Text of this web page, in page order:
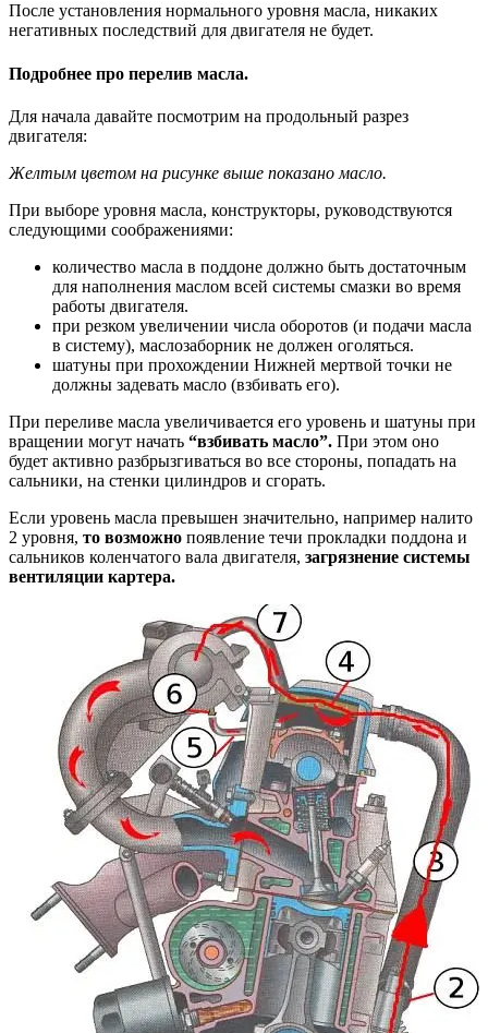
После установления нормального уровня масла, никаких
негативных последствий для двигателя не будет.
Подробнее про перелив масла.
Для начала давайте посмотрим на продольный разрез
двигателя:
Желтым цветом на рисунке выше показано масло.
При выборе уровня масла, конструкторы, руководствуются
следующими соображениями:
количество масла в поддоне должно быть достаточным
для наполнения маслом всей системы смазки во время
работы двигателя.
при резком увеличении числа оборотов (и подачи масла
в систему), маслозаборник не должен оголяться.
шатуны при прохождении Нижней мертвой точки не
должны задевать масло (взбивать его).
При переливе масла увеличивается его уровень и шатуны при
вращении могут начать “взбивать масло”. При этом оно
будет активно разбрызгиваться во все стороны, попадать на
сальники, на стенки цилиндров и сгорать.
Если уровень масла превышен значительно, например налито
2 уровня, то возможно появление течи прокладки поддона и
сальников коленчатого вала двигателя, загрязнение системы
вентиляции картера.